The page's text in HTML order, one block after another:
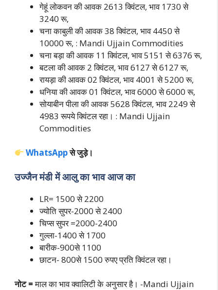
गेहूं लोकवन की आवक 2613 क्विंटल, भाव 1730 से
3240 रू,
चना काबुली की आवक 38 क्विंटल, भाव 4450 से
10000 रू, : Mandi Ujjain Commodities
चना बड़ा की आवक 11 क्विंटल, भाव 5151 से 6376 रू,
बटला की आवक 2 क्विंटल, भाव 6127 से 6127 रू,
रायड़ा की आवक 02 क्विंटल, भाव 4001 से 5200 रू,
धनिया की आवक 01 क्विंटल, भाव 6000 से 6000 रू,
सोयाबीन पीला की आवक 5628 क्विंटल, भाव 2249 से
4983 रूपये क्विंटल रहा। : Mandi Ujjain
Commodities
WhatsAppसे जुड़े।
उज्जैन मंडी में आलु का भाव आज का
LR= 1500 से 2200
ज्योति सुपर-2000 से 2400
चिप्स सुपर =2000-2400
गुल्ला-1400 से 1700
बारीक-900से 1100
छाटन- 800से 1500 रुपए प्रति क्विंटल रहा।
नोट =माल का भाव क्वालिटी के अनुसार है। -Mandi Ujjain